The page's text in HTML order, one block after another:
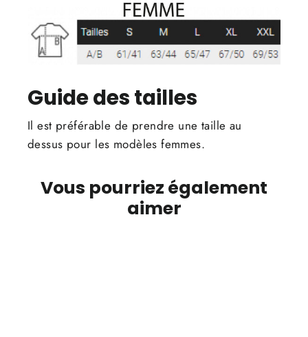
Guide des tailles
Il est préférable de prendre une taille au
dessus pour les modèles femmes.
Vous pourriez également
aimer